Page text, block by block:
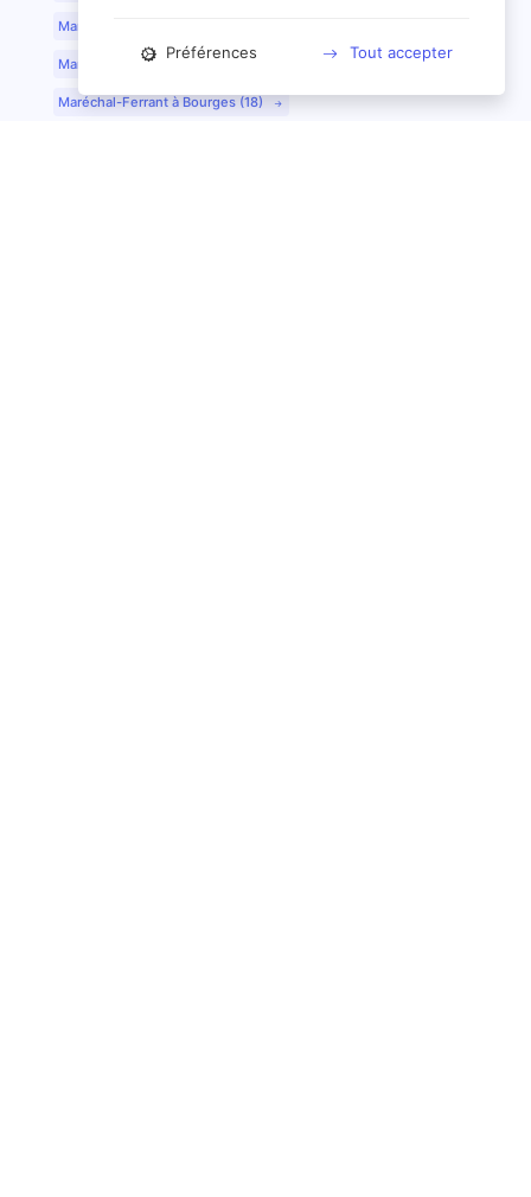
Maréchal-Ferrant à Beauvais (60)
Maréchal-Ferrant à Bordeaux (33)
Maréchal-Ferrant à Bourges (18)
Préférences Tout accepter